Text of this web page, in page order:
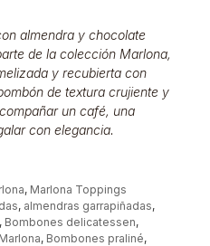
almendra y chocolate
de la colección Marlona,
y recubierta con
de textura crujiente y
un café, una
con elegancia.
, Marlona Toppings
, almendras garrapiñadas,
, Bombones delicatessen,
, Bombones praliné,